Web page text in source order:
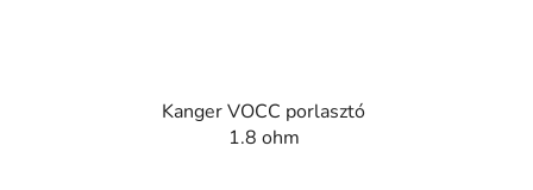
Kanger VOCC porlasztó
1.8 ohm